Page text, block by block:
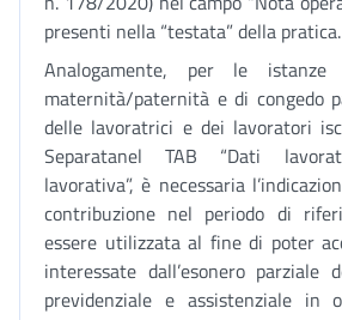
presenti nella “testata” della pratica.
Analogamente, per le
maternità/paternità e di congedo
delle lavoratrici e dei lavoratori
Separatanel TAB “Dati
lavorativa”, è necessaria
contribuzione nel periodo di
essere utilizzata al fine di poter
interessate dall’esonero parziale
previdenziale e assistenziale in